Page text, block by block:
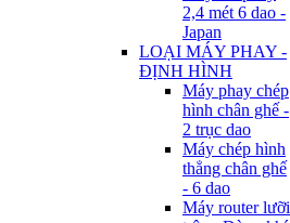
2,4 mét 6 dao -
Japan
LOẠI MÁY PHAY -
ĐỊNH HÌNH
Máy phay chép
hình chân ghế -
2 trục dao
Máy chép hình
thẳng chân ghế
- 6 dao
Máy router lưỡi